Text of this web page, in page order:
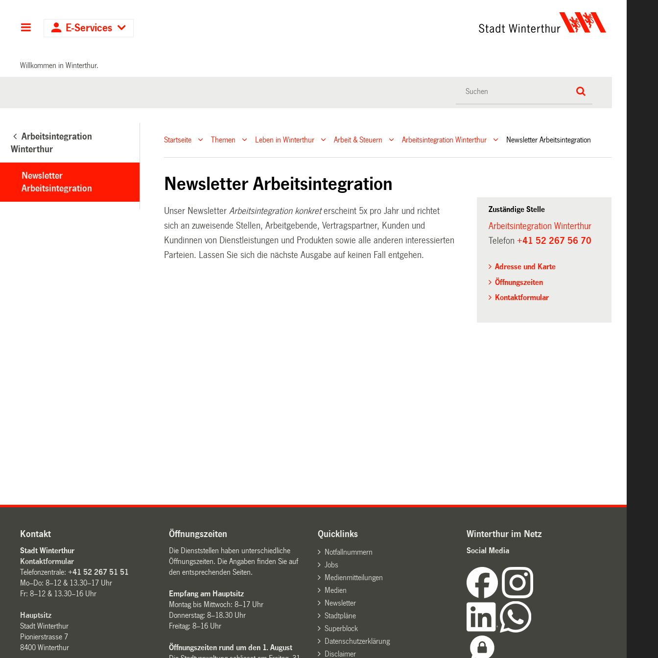
Hauptnavigation
E-Services
Willkommen in Winterthur.
Arbeitsintegration
Winterthur
Newsletter
Arbeitsintegration
Startseite Themen Leben in Winterthur Arbeit & Steuern Arbeitsintegration Winterthur Newsletter Arbeitsintegration
Newsletter Arbeitsintegration
Unser Newsletter Arbeitsintegration konkreterscheint 5x pro Jahr und richtet
sich an zuweisende Stellen, Arbeitgebende, Vertragspartner, Kunden und
Kundinnen von Dienstleistungen und Produkten sowie alle anderen interessierten
Parteien. Lassen Sie sich die nächste Ausgabe auf keinen Fall entgehen.
Zuständige Stelle
Arbeitsintegration Winterthur
Telefon +41 52 267 56 70
Adresse und Karte
Öffnungszeiten
Kontaktformular
Kontakt
Stadt Winterthur
Kontaktformular
Telefonzentrale:+41 52 267 51 51
Mo–Do: 8–12 & 13.30–17 Uhr
Fr: 8–12 & 13.30–16 Uhr
Hauptsitz
Stadt Winterthur
Pionierstrasse 7
8400 Winterthur
Öffnungszeiten
Die Dienststellen haben unterschiedliche
Öffnungszeiten. Die Angaben finden Sie auf
den entsprechenden Seiten.
Empfang am Hauptsitz
Montag bis Mittwoch: 8–17 Uhr
Donnerstag: 8–18.30 Uhr
Freitag: 8–16 Uhr
Öffnungszeiten rund um den 1. August
Quicklinks
Notfallnummern
Jobs
Medienmitteilungen
Medien
Newsletter
Stadtpläne
Superblock
Datenschutzerklärung
Disclaimer
Winterthur im Netz
Social Media